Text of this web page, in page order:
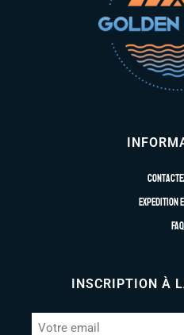
Expedition
FAQ
INSCRIPTION À